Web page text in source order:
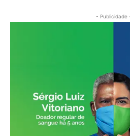
- Publicidade